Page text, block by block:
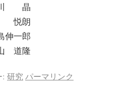
川 晶
朗
一郎
隆
: 研究 パーマリンク